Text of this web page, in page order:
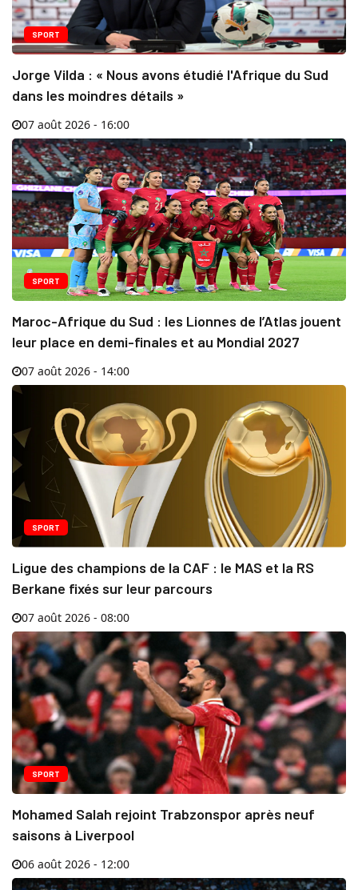
SPORT
Jorge Vilda : « Nous avons étudié l'Afrique du Sud
dans les moindres détails »
07 août 2026 - 16:00
SPORT
Maroc-Afrique du Sud : les Lionnes de l’Atlas jouent
leur place en demi-finales et au Mondial 2027
07 août 2026 - 14:00
SPORT
Ligue des champions de la CAF : le MAS et la RS
Berkane fixés sur leur parcours
07 août 2026 - 08:00
SPORT
Mohamed Salah rejoint Trabzonspor après neuf
saisons à Liverpool
06 août 2026 - 12:00